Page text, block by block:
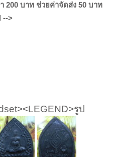
บาท ช่วยค่าจัดส่ง 50 บาท
-->
รูป